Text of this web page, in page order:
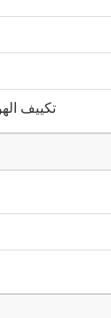
تكييف